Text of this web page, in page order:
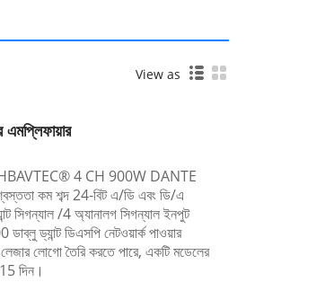
View as
এমপ্লিফায়ার
FHBAVTEC® 4 CH 900W DANTE
কম শব্দ 24-বিট এ/ডি এবং ডি/এ
সিগন্যাল /4 অ্যানালগ সিগন্যাল ইনপুট
ড্যান্ট ডিএসপি নেটওয়ার্ক পাওয়ার
লোগো তৈরি করতে পারে, একটি মডেলের
দিন।